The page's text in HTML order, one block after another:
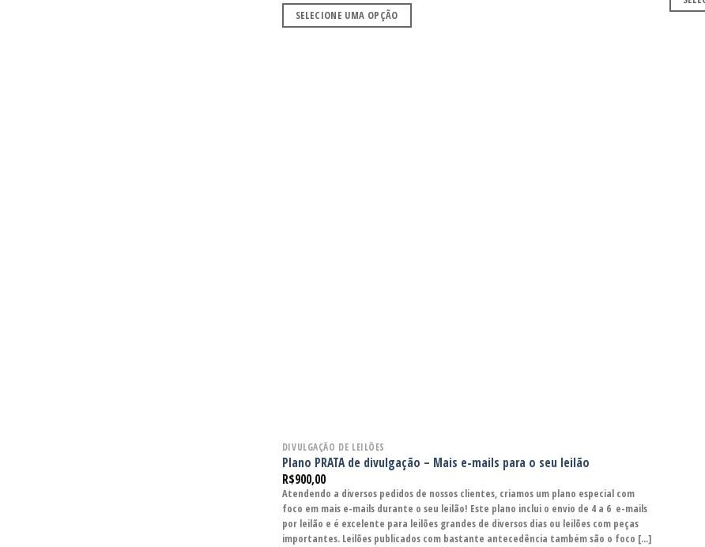
SELECIONE UMA OPÇÃO
DIVULGAÇÃO DE LEILÕES
Plano PRATA de divulgação – Mais e-mails para o seu leilão
R$900,00
Atendendo a diversos pedidos de nossos clientes, criamos um plano especial com
foco em mais e-mails durante o seu leilão! Este plano inclui o envio de 4 a 6 e-mails
por leilão e é excelente para leilões grandes de diversos dias ou leilões com peças
importantes. Leilões publicados com bastante antecedência também são o foco [...]